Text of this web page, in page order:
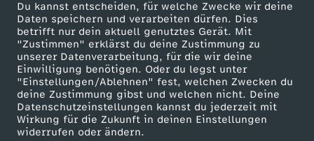
Du kannst entscheiden, für welche Zwecke wir deine
Daten speichern und verarbeiten dürfen. Dies
betrifft nur dein aktuell genutztes Gerät. Mit
"Zustimmen" erklärst du deine Zustimmung zu
unserer Datenverarbeitung, für die wir deine
Einwilligung benötigen. Oder du legst unter
"Einstellungen/Ablehnen" fest, welchen Zwecken du
deine Zustimmung gibst und welchen nicht. Deine
Datenschutzeinstellungen kannst du jederzeit mit
Wirkung für die Zukunft in deinen Einstellungen
widerrufen oder ändern.
a
l
t
e
ZDF goes Schule
Werbefernsehen
Mainzelmännchen